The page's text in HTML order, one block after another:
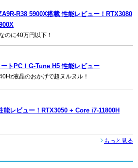
R38 5900X搭載 性能レビュー！RTX3080
のに40万円以下！
トPC！G-Tune H5 性能レビュー
液晶のおかげで超ヌルヌル！
能レビュー！RTX3050 + Core i7-11800H
もっと見る